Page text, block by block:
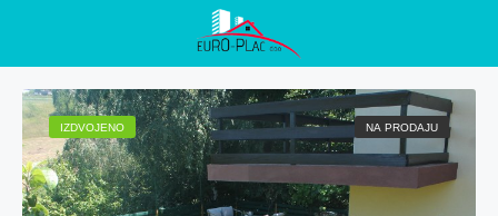
IZDVOJENO NA PRODAJU